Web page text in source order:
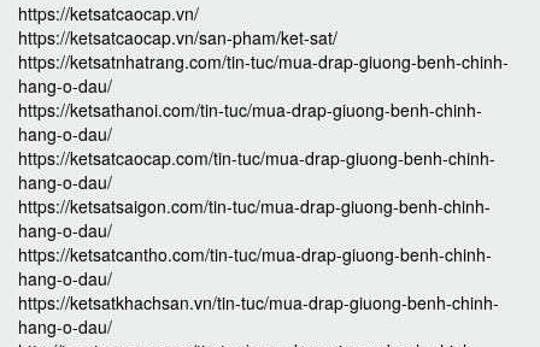
https://ketsatcaocap.vn/
https://ketsatcaocap.vn/san-pham/ket-sat/
https://ketsatnhatrang.com/tin-tuc/mua-drap-giuong-benh-chinh-
hang-o-dau/
https://ketsathanoi.com/tin-tuc/mua-drap-giuong-benh-chinh-
hang-o-dau/
https://ketsatcaocap.com/tin-tuc/mua-drap-giuong-benh-chinh-
hang-o-dau/
https://ketsatsaigon.com/tin-tuc/mua-drap-giuong-benh-chinh-
hang-o-dau/
https://ketsatcantho.com/tin-tuc/mua-drap-giuong-benh-chinh-
hang-o-dau/
https://ketsatkhachsan.vn/tin-tuc/mua-drap-giuong-benh-chinh-
hang-o-dau/